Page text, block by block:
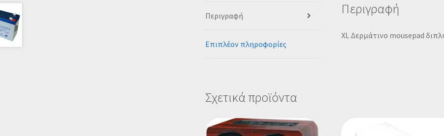
Περιγραφή
Επιπλέον πληροφορίες
Περιγραφή
XL Δερμάτινο mousepad
Σχετικά προϊόντα